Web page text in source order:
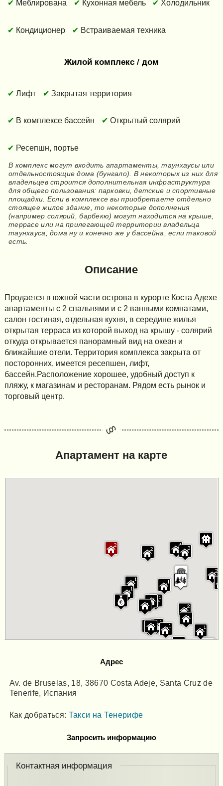
Меблирована Кухонная мебель Холодильник
Кондиционер Встраиваемая техника
Жилой комплекс / дом
Лифт Закрытая территория
В комплексе бассейн Открытый солярий
Ресепшн, портье
В комплекс могут входить апартаменты, таунхаусы или
отдельностоящие дома (бунгало). В некоторых из них для
владельцев строится дополнительная инфраструктура
для общего пользования: парковки, детские и спортивные
площадки. Если в комплексе вы приобретаете отдельно
стоящее жилое здание, то некоторые дополнения
(например солярий, барбекю) могут находится на крыше,
террасе или на прилегающей территории владельца
таунхауса, дома ну и конечно же у бассейна, если таковой
есть.
Описание
Продается в южной части острова в курорте Коста Адехе
апартаменты с 2 спальнями и с 2 ванными комнатами,
салон гостиная, отдельная кухня, в середине жилья
открытая терраса из которой выход на крышу - солярий
откуда открывается панорамный вид на океан и
ближайшие отели. Территория комплекса закрыта от
посторонних, имеется ресепшен, лифт,
бассейн.Расположение хорошее, удобный доступ к
пляжу, к магазинам и ресторанам. Рядом есть рынок и
торговый центр.
Апартамент на карте
Адрес
Av. de Bruselas, 18, 38670 Costa Adeje, Santa Cruz de
Tenerife, Испания
Как добраться: Такси на Тенерифе
Запросить информацию
Контактная информация